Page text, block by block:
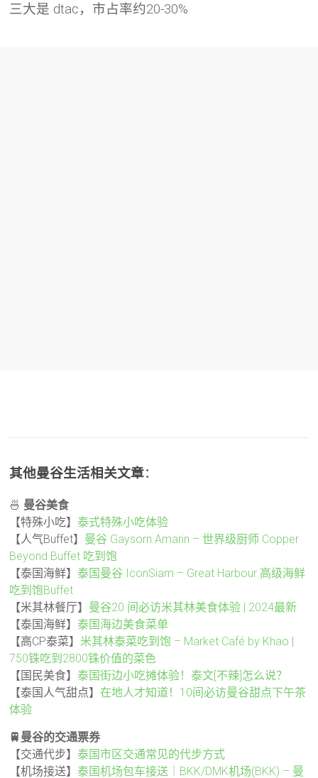
三大是 dtac，市占率约20-30%
其他曼谷生活相关文章：
🍜 曼谷美食
【特殊小吃】泰式特殊小吃体验
【人气Buffet】 曼谷 Gaysorn Amarin – 世界级厨师 Copper
Beyond Buffet 吃到饱
【泰国海鲜】泰国曼谷 IconSiam – Great Harbour 高级海鲜
吃到饱Buffet
【米其林餐厅】 曼谷20 间必访米其林美食体验 | 2024最新
【泰国海鲜】泰国海边美食菜单
【高CP泰菜】 米其林泰菜吃到饱 – Market Café by Khao |
750铢吃到2800铢价值的菜色
【国民美食】泰国街边小吃摊体验！泰文[不辣]怎么说？
【泰国人气甜点】在地人才知道！10间必访曼谷甜点下午茶
体验
🚆曼谷的交通票券
【交通代步】泰国市区交通常见的代步方式
【机场接送】泰国机场包车接送｜BKK/DMK机场(BKK) – 曼